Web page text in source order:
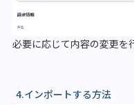
必要に応じて内容の変更を
4.インポートする方法